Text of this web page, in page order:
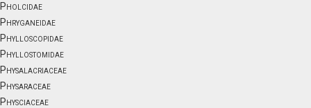
Pholcidae
Phryganeidae
Phylloscopidae
Phyllostomidae
Physalacriaceae
Physaraceae
Physciaceae